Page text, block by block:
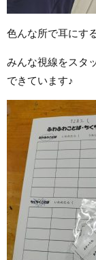
色んな所で耳にす
みんな視線をスタ
できています♪